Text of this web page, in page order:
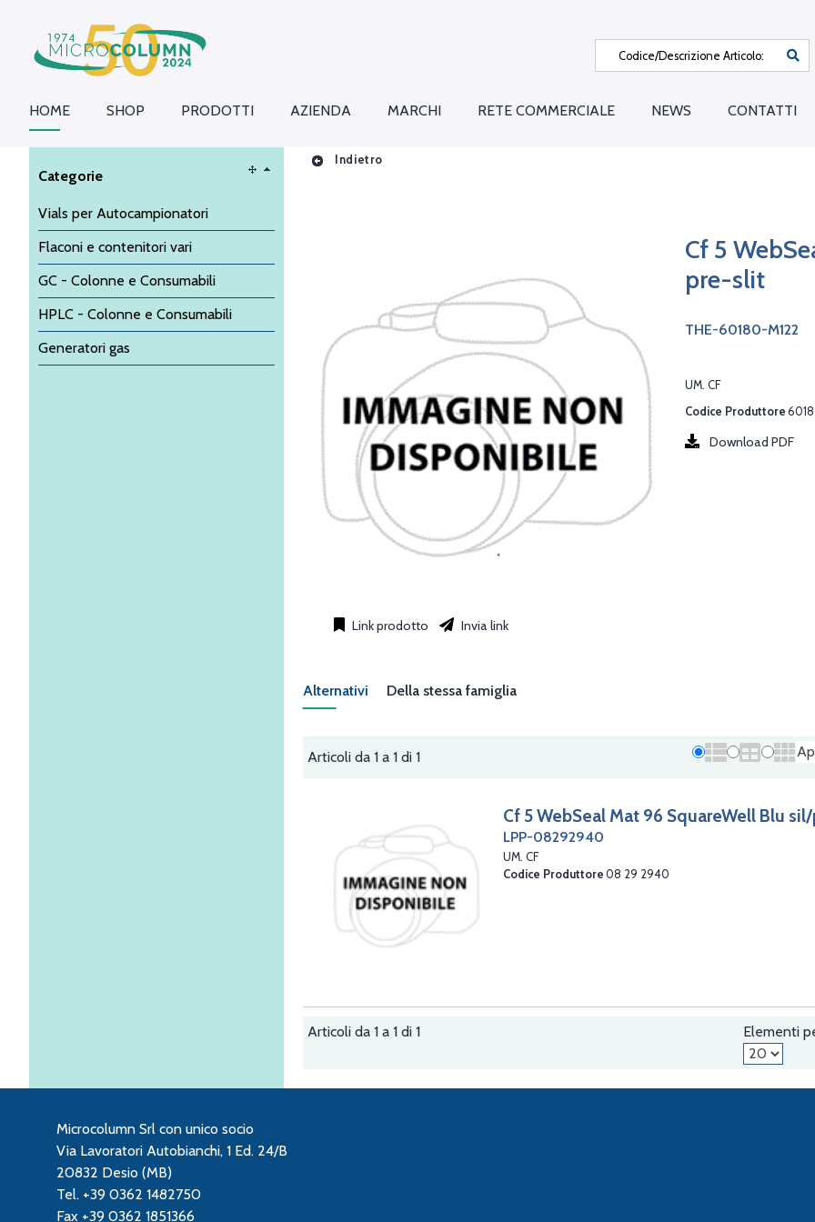
HOME SHOP PRODOTTI AZIENDA MARCHI RETE COMMERCIALE NEWS CONTATTI
Categorie
Vials per Autocampionatori
Flaconi e contenitori vari
GC - Colonne e Consumabili
HPLC - Colonne e Consumabili
Generatori gas
Indietro
Cf 5
pre-slit
THE-60180-M122
UM. CF
Download PDF
Codice Produttore
Link prodotto Invia link
Alternativi Della stessa famiglia
Articoli da 1 a 1 di 1
Cf 5 WebSeal Mat 96 SquareWell Blu
LPP-08292940
UM. CF
Codice Produttore 08 29 2940
Articoli da 1 a 1 di 1 Elementi
Microcolumn Srl con unico socio
Via Lavoratori Autobianchi, 1 Ed. 24/B
20832 Desio (MB)
Tel. +39 0362 1482750
Fax +39 0362 1851366